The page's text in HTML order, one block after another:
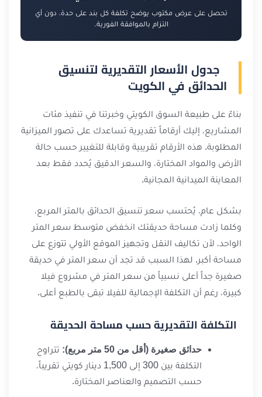
تحصل على عرض مكتوب يوضح تكلفة كل بند على حدة، دون أي
التزام بالموافقة الفورية.
جدول الأسعار التقديرية لتنسيق
الحدائق في الكويت
بناءً على طبيعة السوق الكويتي وخبرتنا في تنفيذ مئات
المشاريع، إليك أرقاماً تقديرية تساعدك على تصور الميزانية
المطلوبة. هذه الأرقام تقريبية وقابلة للتغيير حسب حالة
الأرض والمواد المختارة، والسعر الدقيق يُحدد فقط بعد
المعاينة الميدانية المجانية.
بشكل عام، يُحتسب سعر تنسيق الحدائق بالمتر المربع،
وكلما زادت مساحة حديقتك انخفض متوسط سعر المتر
الواحد، لأن تكاليف النقل وتجهيز الموقع الأولي تتوزع على
مساحة أكبر. لهذا السبب قد تجد أن سعر المتر في حديقة
صغيرة جداً أعلى نسبياً من سعر المتر في مشروع فيلا
كبيرة، رغم أن التكلفة الإجمالية للفيلا تبقى بالطبع أعلى.
التكلفة التقديرية حسب مساحة الحديقة
حدائق صغيرة (أقل من 50 متر مربع):
تتراوح
التكلفة بين 300 إلى 1,500 دينار كويتي تقريباً،
حسب التصميم والعناصر المختارة.